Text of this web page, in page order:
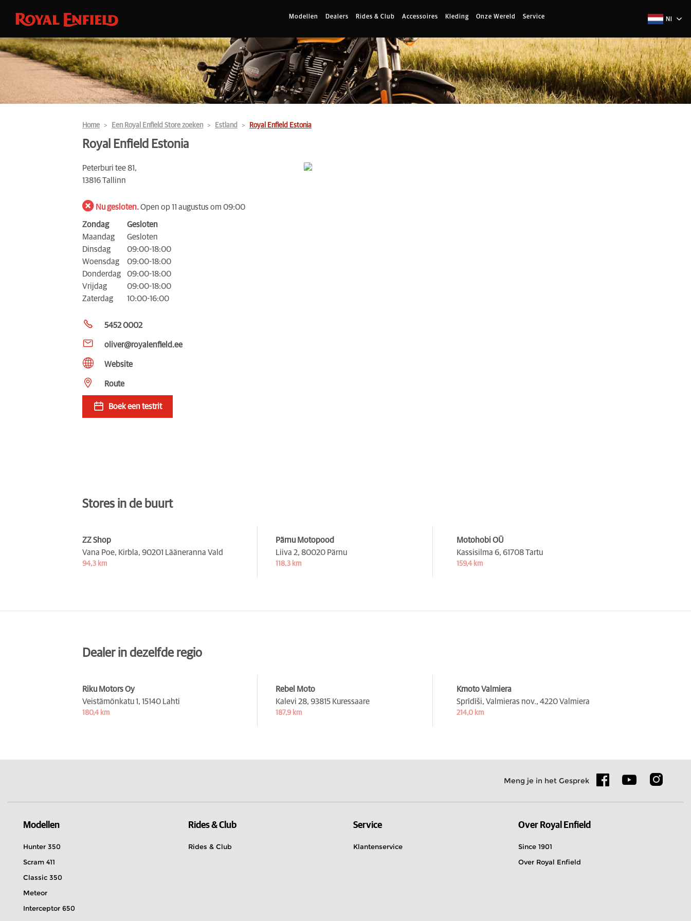
Modellen Dealers Rides & Club Accessoires Kleding Onze Wereld Service Nl
Home Een Royal Enfield Store zoeken Estland Royal Enfield Estonia
Royal Enfield Estonia
Peterburi tee 81,
13816 Tallinn
Nu gesloten.Open op 11 augustus om 09:00
Zondag
Gesloten
Maandag
Gesloten
Dinsdag
09:00-18:00
Woensdag
09:00-18:00
Donderdag
09:00-18:00
Vrijdag
09:00-18:00
Zaterdag
10:00-16:00
5452 0002
oliver@royalenfield.ee
Website
Route
Boek een testrit
Stores in de buurt
ZZ Shop
Vana Poe, Kirbla, 90201 Lääneranna Vald
94,3 km
Pärnu Motopood
Liiva 2, 80020 Pärnu
118,3 km
Motohobi OÜ
Kassisilma 6, 61708 Tartu
159,4 km
Dealer in dezelfde regio
Riku Motors Oy
Veistämönkatu 1, 15140 Lahti
180,4 km
Rebel Moto
Kalevi 28, 93815 Kuressaare
187,9 km
Kmoto Valmiera
Sprīdīši, Valmieras nov., 4220 Valmiera
214,0 km
Meng je in het Gesprek
Modellen
Hunter 350
Scram 411
Classic 350
Meteor
Interceptor 650
Rides & Club
Rides & Club
Service
Klantenservice
Over Royal Enfield
Since 1901
Over Royal Enfield